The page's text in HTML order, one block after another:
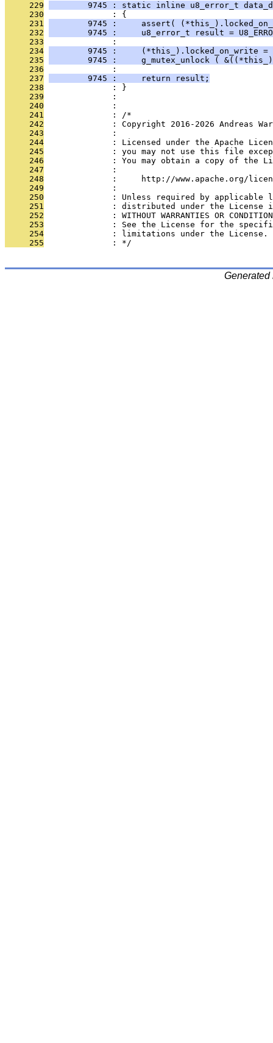
     229
9745 : static inline u8_error_t
     230
              : {
     231
9745 :     assert(
     232
9745 :     u8_error_t result =
     233
              :
     234
9745 :     (*this_).locked_on_write =
     235
9745 :     g_mutex_unlock (
     236
              :
     237
        9745 :     return result;
     238
              : }
     239
              :
     240
              :
     241
              : /*
     242
: Copyright 2016-2026 Andreas
     243
              :
     244
: Licensed under the Apache
     245
: you may not use this file
     246
: You may obtain a copy of the
     247
              :
     248
:     http://www.apache.org/
     249
              :
     250
: Unless required by applicable
     251
: distributed under the License
     252
: WITHOUT WARRANTIES OR
     253
: See the License for the
     254
              : limitations under the License.
     255
              : */